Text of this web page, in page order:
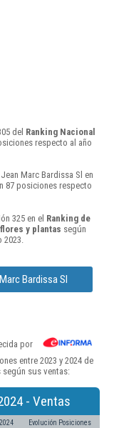
del Ranking Nacional
respecto al año
Marc Bardissa Sl en
87 posiciones respecto
325 en el Ranking de
y plantas según
Bardissa Sl
por
entre 2023 y 2024 de
según sus ventas:
- Ventas
Evolución Posiciones